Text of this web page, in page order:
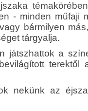
- minden műfaji
bármilyen
tárgyalja.
játszhattok a
terektől
nekünk az